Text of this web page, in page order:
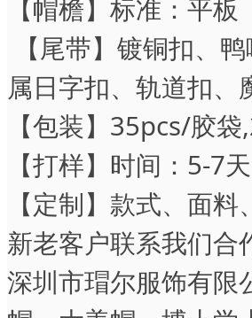
【帽檐】
【尾带】镀铜扣、
属日字扣、轨道扣
【包装】35pcs/胶
【打样】时间：5-7
【定制】款式、面
新老客户联系我们合
深圳市瑁尔服饰有限